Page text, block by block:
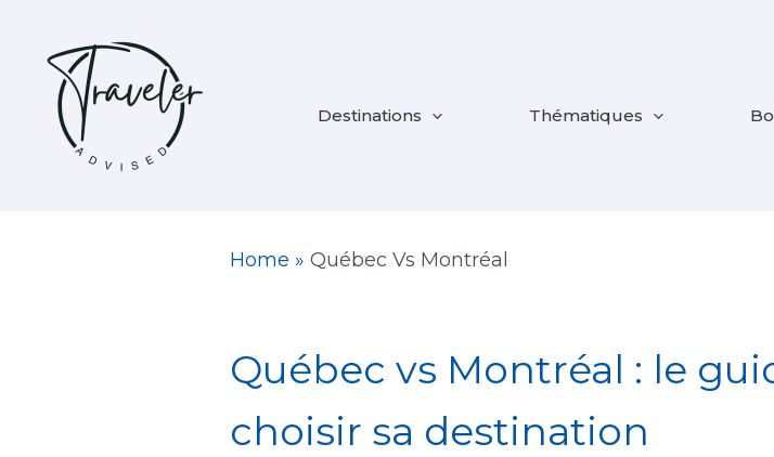
contenu
Destinations Thématiques
Home »Québec Vs Montréal
Québec vs Montréal : le
choisir sa destination